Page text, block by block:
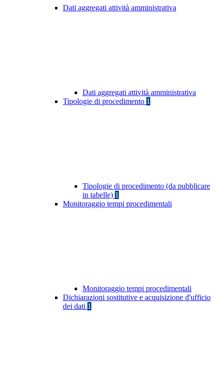
Dati aggregati attività amministrativa
Dati aggregati attività amministrativa
Tipologie di procedimento 1
Tipologie di procedimento (da pubblicare
in tabelle) 1
Monitoraggio tempi procedimentali
Monitoraggio tempi procedimentali
Dichiarazioni sostitutive e acquisizione d'ufficio
dei dati 1